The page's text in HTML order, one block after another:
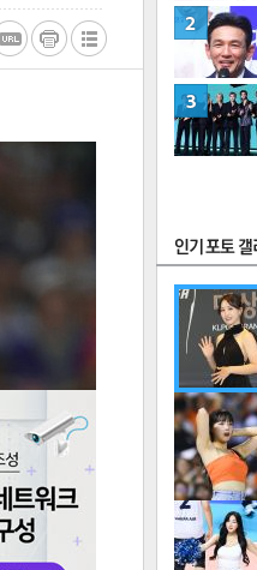
FOCUS
많이 본 뉴스
연예